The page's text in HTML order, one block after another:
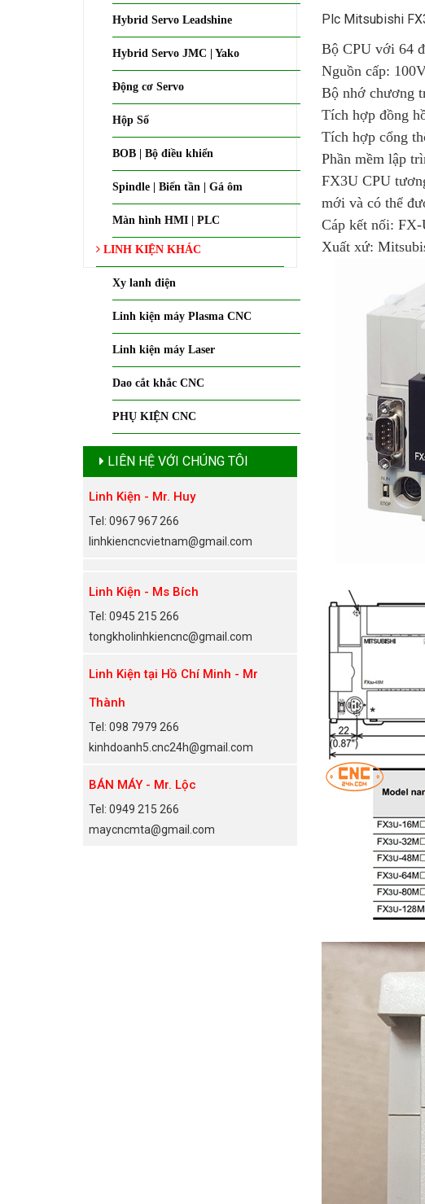
Hybrid Servo Leadshine
Hybrid Servo JMC | Yako
Động cơ Servo
Hộp Số
BOB | Bộ điều khiển
Spindle | Biến tần | Gá ôm
Màn hình HMI | PLC
LINH KIỆN KHÁC
Xy lanh điện
Linh kiện máy Plasma CNC
Linh kiện máy Laser
Dao cắt khắc CNC
PHỤ KIỆN CNC
LIÊN HỆ VỚI CHÚNG TÔI
Linh Kiện - Mr. Huy
Tel: 0967 967 266
linhkiencncvietnam@gmail.com
Linh Kiện - Ms Bích
Tel: 0945 215 266
tongkholinhkiencnc@gmail.com
Linh Kiện tại Hồ Chí Minh - Mr
Thành
Tel: 098 7979 266
kinhdoanh5.cnc24h@gmail.com
BÁN MÁY - Mr. Lộc
Tel: 0949 215 266
maycncmta@gmail.com
Plc Mitsubishi
Bộ CPU với 64
Nguồn cấp:
Bộ nhớ chương
Tích hợp đồng
Tích hợp cổng
Phần mềm lập
FX3U CPU
mới và có thể
Cáp kết nối:
Xuất xứ: